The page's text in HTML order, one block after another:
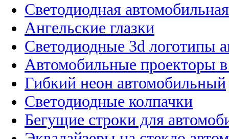
Светодиодная
Ангельские глазки
Светодиодные 3d логотипы
Автомобильные проекторы
Гибкий неон автомобильный
Светодиодные колпачки
Бегущие строки для